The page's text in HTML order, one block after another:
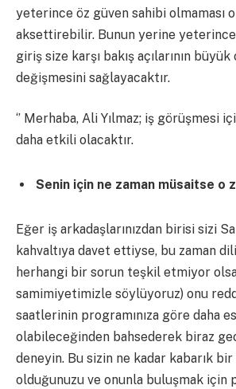
yeterince öz güven sahibi olmaması
aksettirebilir. Bunun yerine
giriş size karşı bakış açılarının büyük
değişmesini sağlayacaktır.
‘’ Merhaba, Ali Yılmaz; iş görüşmesi
daha etkili olacaktır.
Senin için ne zaman müsaitse o
Eğer iş arkadaşlarınızdan birisi sizi
kahvaltıya davet ettiyse, bu zaman
herhangi bir sorun teşkil etmiyor
samimiyetimizle söylüyoruz) onu
saatlerinin programınıza göre daha
olabileceğinden bahsederek biraz
deneyin. Bu sizin ne kadar kabarık bir
olduğunuzu ve onunla buluşmak için